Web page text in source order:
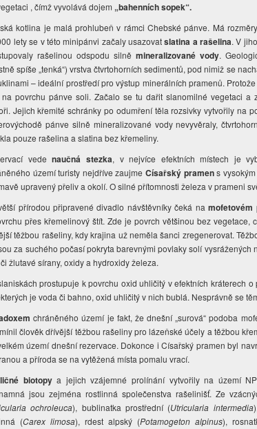
, čímž vyvolává dojem „bahenních sopek“.
kotlina je malá prohlubeň v rámci Chebské pánve. Má
lety se v této minipánvi začaly usazovatslatina a rašelina. V
rašelinou odspodu silněmineralizované vody.
spíše „tenká“) vrstva čtvrtohorních sedimentů, pod nimiž se
– ideální prostředí pro výstup minerálních pramenů.
povrchu pánve soli. Začalo se tu dařit slanomilné vegetaci a
Jejich křemité schránky po odumření těla rozsivky vytvořily na
pánve silně mineralizované vody nevyvěraly,
pouze rašelina a slatina bez křemeliny.
vedenaučná stezka, v nejvíce efektních místech je
území turisty nejdříve zaujmeCísařský pramens
upravený přeliv a okolí. O silné přítomnosti železa v prameni
přírodou připravené divadlo návštěvníky čeká namofetovém
přes křemelinový štít. Zde je povrch většinou bez
těžbou rašeliny, kdy krajina už neměla šanci zregenerovat.
za suchého počasí pokryta barevnými povlaky solí
žlutavé sírany, oxidy a hydroxidy železa.
prostupuje k povrchu oxid uhličitý v efektních kráterech
je voda či bahno, oxid uhličitý v nich bublá. Nesprávně se
chráněného území je fakt, že dnešní „surová“ podoba
člověk dřívější těžbou rašeliny pro lázeňské účely a těžbou
území dnešní rezervace. Dokonce i Císařský pramen byl
a příroda se na vytěžená místa pomalu vrací.
biotopya jejich vzájemné prolínání vytvořily na území
jsou zejména rostlinná společenstva rašelinišť. Ze
ochroleuca), bublinatka prostřední (Utricularia intermedia
(Carex limosa), rdest alpský (Potamogeton alpinus),